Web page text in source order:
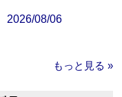
2026/08/06
もっと見る »